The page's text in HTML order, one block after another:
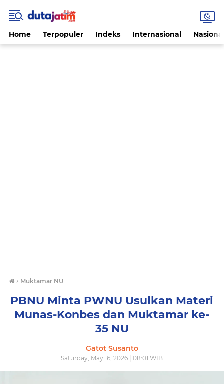
Home Terpopuler Indeks Internasional
› Muktamar NU
PBNU Minta PWNU Usulkan Materi
Munas-Konbes dan Muktamar ke-
35 NU
Gatot Susanto
Saturday, May 16, 2026 | 08:01 WIB